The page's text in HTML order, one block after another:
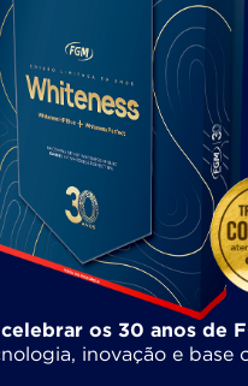
celebrar os 30 anos de
inovação e base